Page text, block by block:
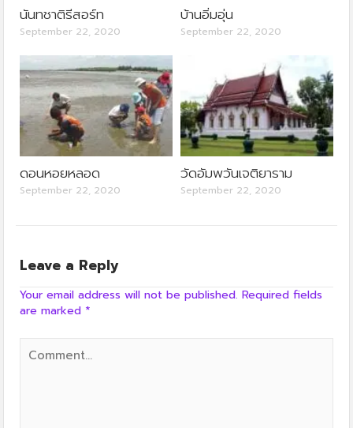
นันทชาติรีสอร์ท
September 22, 2020
บ้านอิ่มอุ่น
September 22, 2020
ดอนหอยหลอด
September 22, 2020
วัดอัมพวันเจติยาราม
September 22, 2020
Leave a Reply
Your email address will not be published. Required fields
are marked *